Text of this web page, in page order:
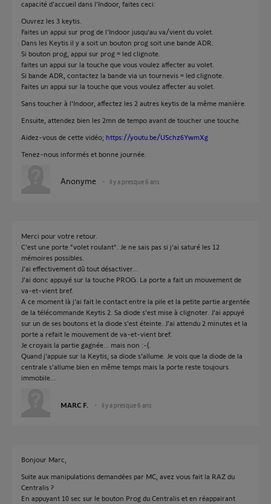
capacité d'accueil dans l'Indoor, faites ceci:
Ouvrez les 3 keytis.
Faites un appui sur prog de l'Indoor jusqu'au va/vient du volet.
Dans les Keytis il y a soit un bouton prog soit une bande ADR.
Si bouton prog, appui sur prog = led clignote.
faites un appui sur la touche que vous voulez affecter au volet.
Si bande ADR, contactez la bande via un tournevis = led clignote.
Faites un appui sur la touche que vous voulez affecter au volet.
Sans toucher à l'Indoor, affectez les 2 autres keytis de la même manière.
Ensuite, attendez bien les 2mn de tempo avant de toucher une touche.
Aidez-vous de cette vidéo; https://youtu.be/USchz6YwmXg
Tenez-nous informés et bonne journée.
Anonyme il y a presque 6 ans
Merci pour votre retour.
C'est une porte "volet roulant". Je ne sais pas si j'ai saturé les 12
mémoires possibles.
J'ai effectivement dû tout désactiver...
J'ai donc appuyé sur la touche PROG. La porte a fait un mouvement de
va-et-vient bref.
A ce moment là j'ai fait le contact entre la pile et la petite partie argentée
de la télécommande Keytis 2. Sa diode s'est mise à clignoter. J'ai appuyé
sur un de ses boutons et la diode s'est éteinte. J'ai attendu 2 minutes et la
porte a refait le mouvement de va-et-vient bref.
Je croyais la partie gagnée... mais non :-(.
Quand j'appuie sur la Keytis, sa diode s'allume. Je vois que la diode de la
centrale s'allume bien en même temps mais la porte reste toujours
immobile...
MARC F. il y a presque 6 ans
Bonjour Marc,
Suite aux manipulations demandées par MC, avez vous fait la RAZ du
Centralis ?
En appuyant 10 sec sur le bouton Prog du Centralis et en réappairant